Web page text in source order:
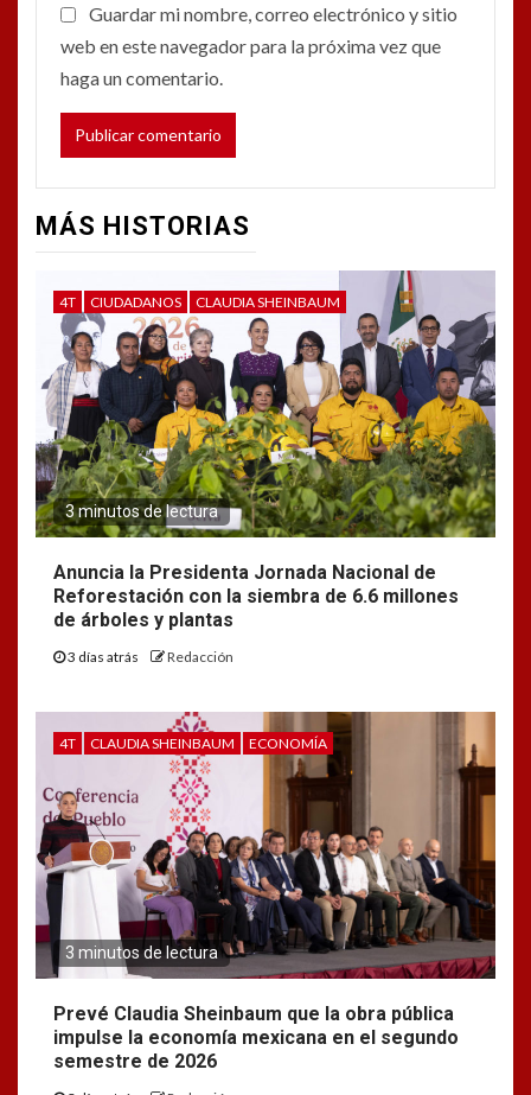
Guardar mi nombre, correo electrónico y sitio
web en este navegador para la próxima vez que
haga un comentario.
MÁS HISTORIAS
4T CIUDADANOS CLAUDIA SHEINBAUM
3 minutos de lectura
Anuncia la Presidenta Jornada Nacional de
Reforestación con la siembra de 6.6 millones
de árboles y plantas
3 días atrás Redacción
4T CLAUDIA SHEINBAUM ECONOMÍA
3 minutos de lectura
Prevé Claudia Sheinbaum que la obra pública
impulse la economía mexicana en el segundo
semestre de 2026